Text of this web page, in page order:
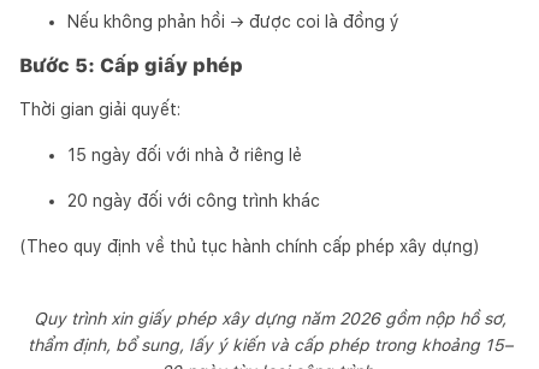
Nếu không phản hồi → được coi là đồng ý
Bước 5: Cấp giấy phép
Thời gian giải quyết:
15 ngày đối với nhà ở riêng lẻ
20 ngày đối với công trình khác
(Theo quy định về thủ tục hành chính cấp phép xây dựng)
Quy trình xin giấy phép xây dựng năm 2026 gồm nộp hồ sơ,
thẩm định, bổ sung, lấy ý kiến và cấp phép trong khoảng 15–